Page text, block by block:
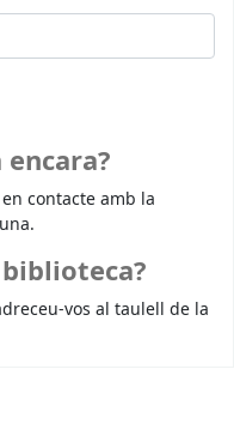
contacte amb la
vos al taulell de la